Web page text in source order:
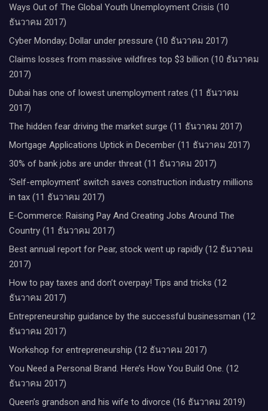
Ways Out of The Global Youth Unemployment Crisis (10
ธันวาคม 2017)
Cyber Monday; Dollar under pressure (10 ธันวาคม 2017)
Claims losses from massive wildfires top $3 billion (10 ธันวาคม
2017)
Dubai has one of lowest unemployment rates (11 ธันวาคม
2017)
The hidden fear driving the market surge (11 ธันวาคม 2017)
Mortgage Applications Uptick in December (11 ธันวาคม 2017)
30% of bank jobs are under threat (11 ธันวาคม 2017)
‘Self-employment’ switch saves construction industry millions
in tax (11 ธันวาคม 2017)
E-Commerce: Raising Pay And Creating Jobs Around The
Country (11 ธันวาคม 2017)
Best annual report for Pear, stock went up rapidly (12 ธันวาคม
2017)
How to pay taxes and don’t overpay! Tips and tricks (12
ธันวาคม 2017)
Entrepreneurship guidance by the successful businessman (12
ธันวาคม 2017)
Workshop for entrepreneurship (12 ธันวาคม 2017)
You Need a Personal Brand. Here’s How You Build One. (12
ธันวาคม 2017)
Queen’s grandson and his wife to divorce (16 ธันวาคม 2019)